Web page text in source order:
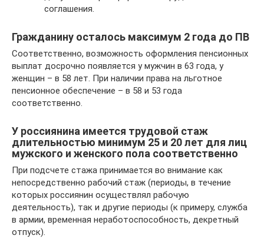
соглашения.
Гражданину осталось максимум 2 года до ПВ
Соответственно, возможность оформления пенсионных
выплат досрочно появляется у мужчин в 63 года, у
женщин – в 58 лет. При наличии права на льготное
пенсионное обеспечение – в 58 и 53 года
соответственно.
У россиянина имеется трудовой стаж
длительностью минимум 25 и 20 лет для лиц
мужского и женского пола соответственно
При подсчете стажа принимается во внимание как
непосредственно рабочий стаж (периоды, в течение
которых россиянин осуществлял рабочую
деятельность), так и другие периоды (к примеру, служба
в армии, временная неработоспособность, декретный
отпуск).